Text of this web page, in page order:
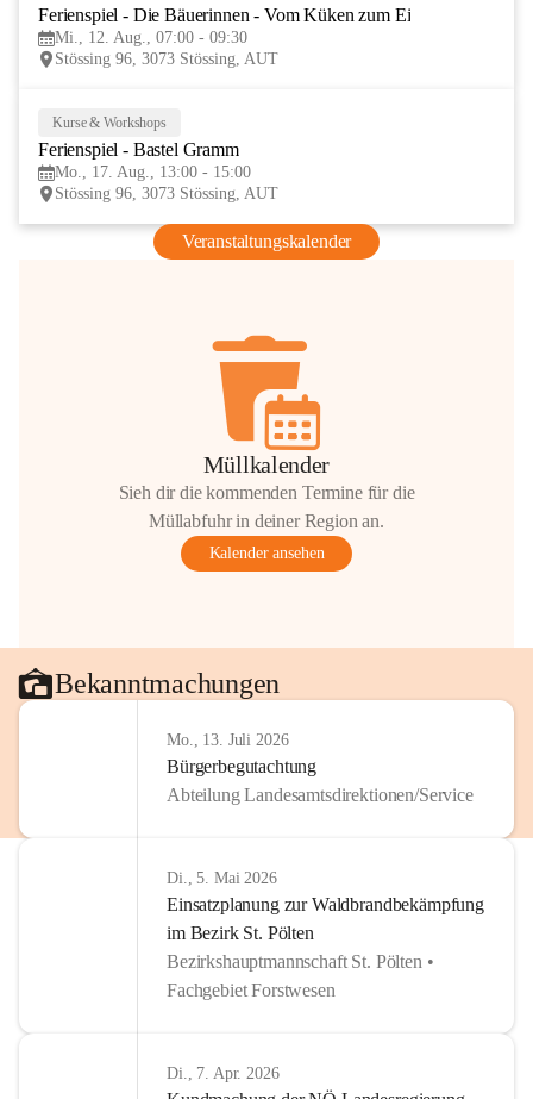
Ferienspiel - Die Bäuerinnen - Vom Küken zum Ei
Mi., 12. Aug., 07:00 - 09:30
Stössing 96, 3073 Stössing, AUT
Kurse & Workshops
Ferienspiel - Bastel Gramm
Mo., 17. Aug., 13:00 - 15:00
Stössing 96, 3073 Stössing, AUT
Veranstaltungskalender
Müllkalender
Sieh dir die kommenden Termine für die
Müllabfuhr in deiner Region an.
Kalender ansehen
Bekanntmachungen
Mo., 13. Juli 2026
Bürgerbegutachtung
Abteilung Landesamtsdirektionen/Service
Di., 5. Mai 2026
Einsatzplanung zur Waldbrandbekämpfung
im Bezirk St. Pölten
Bezirkshauptmannschaft St. Pölten •
Fachgebiet Forstwesen
Di., 7. Apr. 2026